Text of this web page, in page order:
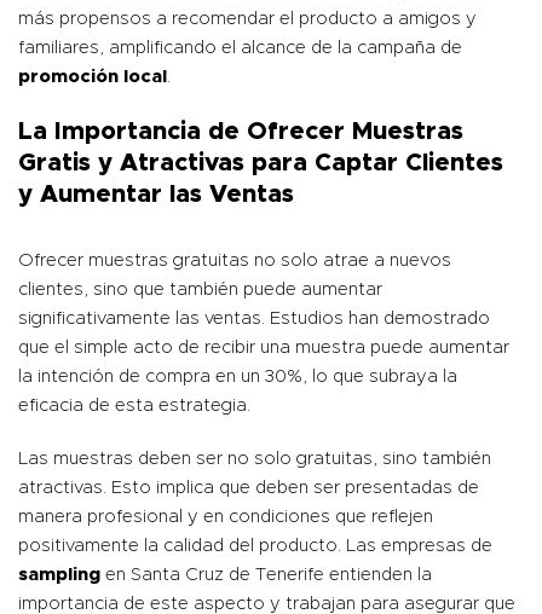
más propensos a recomendar el producto a amigos y
familiares, amplificando el alcance de la campaña de
promoción local .
La Importancia de Ofrecer Muestras
Gratis y Atractivas para Captar Clientes
y Aumentar las Ventas
Ofrecer muestras gratuitas no solo atrae a nuevos
clientes, sino que también puede aumentar
significativamente las ventas. Estudios han demostrado
que el simple acto de recibir una muestra puede aumentar
la intención de compra en un 30%, lo que subraya la
eficacia de esta estrategia.
Las muestras deben ser no solo gratuitas, sino también
atractivas. Esto implica que deben ser presentadas de
manera profesional y en condiciones que reflejen
positivamente la calidad del producto. Las empresas de
sampling en Santa Cruz de Tenerife entienden la
importancia de este aspecto y trabajan para asegurar que